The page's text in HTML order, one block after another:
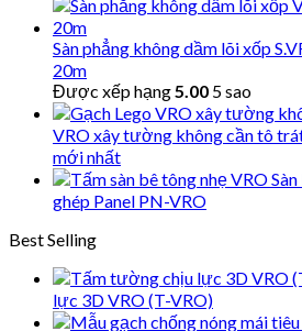
Sàn phẳng không dầm lõi xốp
20m
Được xếp hạng 5.00 5 sao
VRO xây tường không cần tô
mới nhất
ghép Panel PN-VRO
Best Selling
lực 3D VRO (T-VRO)